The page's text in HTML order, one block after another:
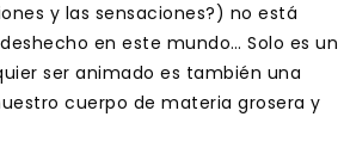
y las sensaciones?) no está
en este mundo… Solo es un
ser animado es también una
cuerpo de materia grosera y